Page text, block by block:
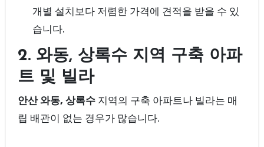
개별 설치보다 저렴한 가격에 견적을 받을 수 있
습니다.
2. 와동, 상록수 지역 구축 아파
트 및 빌라
안산 와동, 상록수지역의 구축 아파트나 빌라는 매
립 배관이 없는 경우가 많습니다.